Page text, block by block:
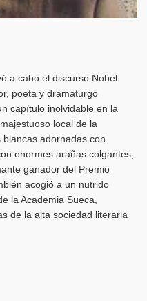
a cabo el discurso Nobel
poeta y dramaturgo
capítulo inolvidable en la
local de la
adornadas con
enormes arañas colgantes,
ganador del Premio
acogió a un nutrido
la Academia Sueca,
de la alta sociedad literaria